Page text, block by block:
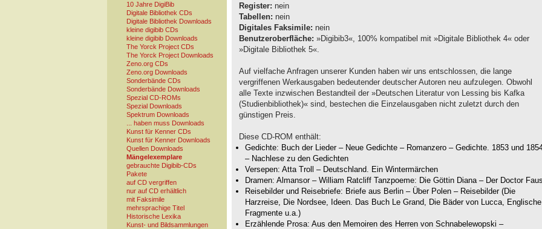
10 Jahre DigiBib
Digitale Bibliothek CDs
Digitale Bibliothek Downloads
kleine digibib CDs
kleine digibib Downloads
The Yorck Project CDs
The Yorck Project Downloads
Zeno.org CDs
Zeno.org Downloads
Sonderbände CDs
Sonderbände Downloads
Spezial CD-ROMs
Spezial Downloads
Spektrum Downloads
... haben muss Downloads
Kunst für Kenner CDs
Kunst für Kenner Downloads
Quellen Downloads
Mängelexemplare
gebrauchte Digibib-CDs
Pakete
auf CD vergriffen
nur auf CD erhältlich
mit Faksimile
mehrsprachige Titel
Historische Lexika
Kunst- und Bildsammlungen
Register: nein
Tabellen: nein
Digitales Faksimile: nein
Benutzeroberfläche: »Digibib3«, 100% kompatibel mit »Digitale Bibliothek 4« oder
»Digitale Bibliothek 5«.
Auf vielfache Anfragen unserer Kunden haben wir uns entschlossen, die lange
vergriffenen Werkausgaben bedeutender deutscher Autoren neu aufzulegen. Obwohl
alle Texte inzwischen Bestandteil der »Deutschen Literatur von Lessing bis Kafka
(Studienbibliothek)« sind, bestechen die Einzelausgaben nicht zuletzt durch den
günstigen Preis.
Diese CD-ROM enthält:
Gedichte: Buch der Lieder – Neue Gedichte – Romanzero – Gedichte. 1853 und
– Nachlese zu den Gedichten
Versepen: Atta Troll – Deutschland. Ein Wintermärchen
Dramen: Almansor – William Ratcliff Tanzpoeme: Die Göttin Diana – Der Doctor
Reisebilder und Reisebriefe: Briefe aus Berlin – Über Polen – Reisebilder (Die
Harzreise, Die Nordsee, Ideen. Das Buch Le Grand, Die Bäder von Lucca, Englische
Fragmente u.a.)
Erzählende Prosa: Aus den Memoiren des Herren von Schnabelewopski –